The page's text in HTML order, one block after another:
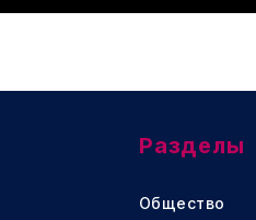
Разделы
Общество